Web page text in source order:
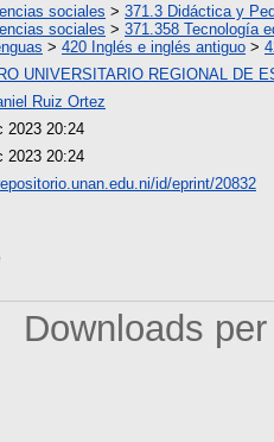
sociales > 371.3 Didáctica y
sociales > 371.358 Tecnología
> 420 Inglés e inglés antiguo >
UNIVERSITARIO REGIONAL DE
Ruiz Ortez
2023 20:24
2023 20:24
id/eprint/20832
Downloads